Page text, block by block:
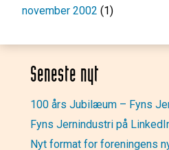
november 2002 (1)
Seneste nyt
100 års Jubilæum – Fyns
Fyns Jernindustri på
Nyt format for foreningens